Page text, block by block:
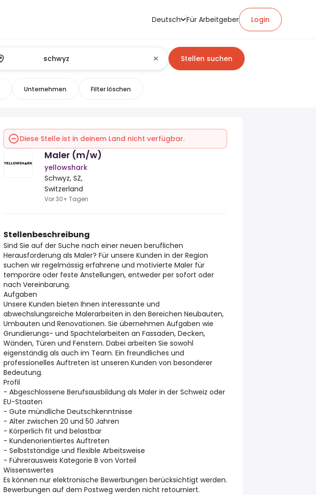
Deutsch Für Arbeitgeber Login
Stellen suchen
Unternehmen Filter löschen
Diese Stelle ist in deinem Land nicht verfügbar.
Maler (m/w)
yellowshark
Schwyz, SZ,
Switzerland
Vor 30+ Tagen
Stellenbeschreibung
Sind Sie auf der Suche nach einer neuen beruflichen
Herausforderung als Maler? Für unsere Kunden in der Region
suchen wir regelmässig erfahrene und motivierte Maler für
temporäre oder feste Anstellungen, entweder per sofort oder
nach Vereinbarung.
Aufgaben
Unsere Kunden bieten Ihnen interessante und
abwechslungsreiche Malerarbeiten in den Bereichen Neubauten,
Umbauten und Renovationen. Sie übernehmen Aufgaben wie
Grundierungs- und Spachtelarbeiten an Fassaden, Decken,
Wänden, Türen und Fenstern. Dabei arbeiten Sie sowohl
eigenständig als auch im Team. Ein freundliches und
professionelles Auftreten ist unseren Kunden von besonderer
Bedeutung.
Profil
- Abgeschlossene Berufsausbildung als Maler in der Schweiz oder
EU-Staaten
- Gute mündliche Deutschkenntnisse
- Alter zwischen 20 und 50 Jahren
- Körperlich fit und belastbar
- Kundenorientiertes Auftreten
- Selbstständige und flexible Arbeitsweise
- Führerausweis Kategorie B von Vorteil
Wissenswertes
Es können nur elektronische Bewerbungen berücksichtigt werden.
Bewerbungen auf dem Postweg werden nicht retourniert.